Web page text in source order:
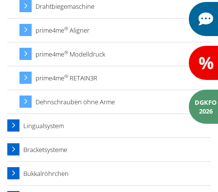
Drahtbiegemaschine
prime4me® Aligner
prime4me® Modelldruck
prime4me® RETAIN3R
Dehnschrauben ohne Arme
Lingualsystem
Bracketsysteme
Bukkalröhrchen
%
DGKFO
2026